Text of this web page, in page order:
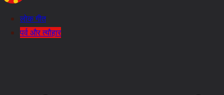
लोक गीत
पर्व और त्यौहार